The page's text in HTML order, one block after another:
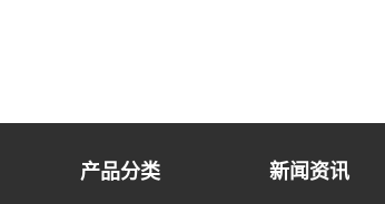
产品分类 新闻资讯